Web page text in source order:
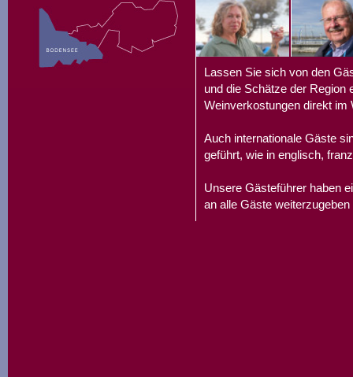
Lassen Sie sich von den
und die Schätze der Region
Weinverkostungen direkt im
Auch internationale Gäste
geführt, wie in englisch,
Unsere Gästeführer haben
an alle Gäste